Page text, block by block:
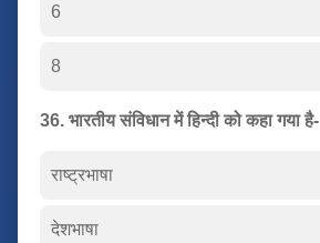
6
8
36. भारतीय संविधान में हिन्दी को कहा गया है-
राष्ट्रभाषा
देशभाषा